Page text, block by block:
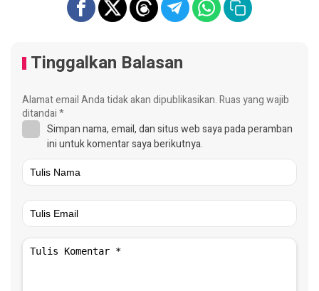
Tinggalkan Balasan
Alamat email Anda tidak akan dipublikasikan.Ruas yang wajib
ditandai*
Simpan nama, email, dan situs web saya pada peramban
ini untuk komentar saya berikutnya.